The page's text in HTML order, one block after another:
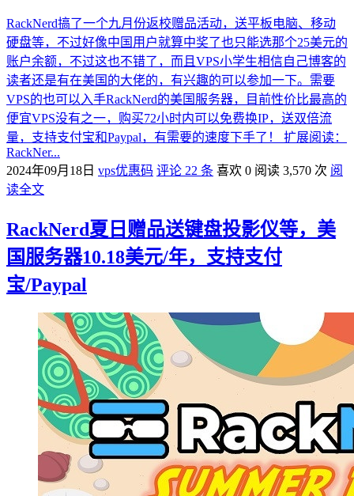
RackNerd搞了一个九月份返校赠品活动，送平板电脑、移动
硬盘等，不过好像中国用户就算中奖了也只能选那个25美元的
账户余额，不过这也不错了，而且VPS小学生相信自己博客的
读者还是有在美国的大佬的，有兴趣的可以参加一下。需要
VPS的也可以入手RackNerd的美国服务器，目前性价比最高的
便宜VPS没有之一，购买72小时内可以免费换IP，送双倍流
量，支持支付宝和Paypal，有需要的速度下手了！ 扩展阅读：
RackNer...
2024年09月18日 vps优惠码 评论 22 条 喜欢 0 阅读 3,570 次 阅
读全文
RackNerd夏日赠品送键盘投影仪等，美
国服务器10.18美元/年，支持支付
宝/Paypal